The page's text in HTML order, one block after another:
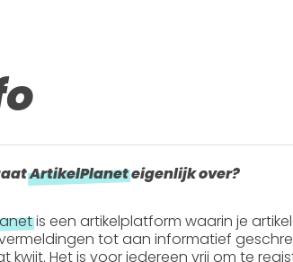
ArtikelPlaneteigenlijk over?
is een artikelplatform waarin je
tot aan informatief
kwijt. Het is voor iedereen vrij om te